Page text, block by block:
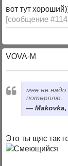
вот тут
[сообщение
VOVA-M
мне не надо
потерплю.
Это ты щяс так